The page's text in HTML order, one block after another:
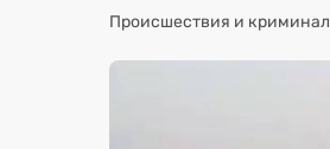
Происшествия и криминал